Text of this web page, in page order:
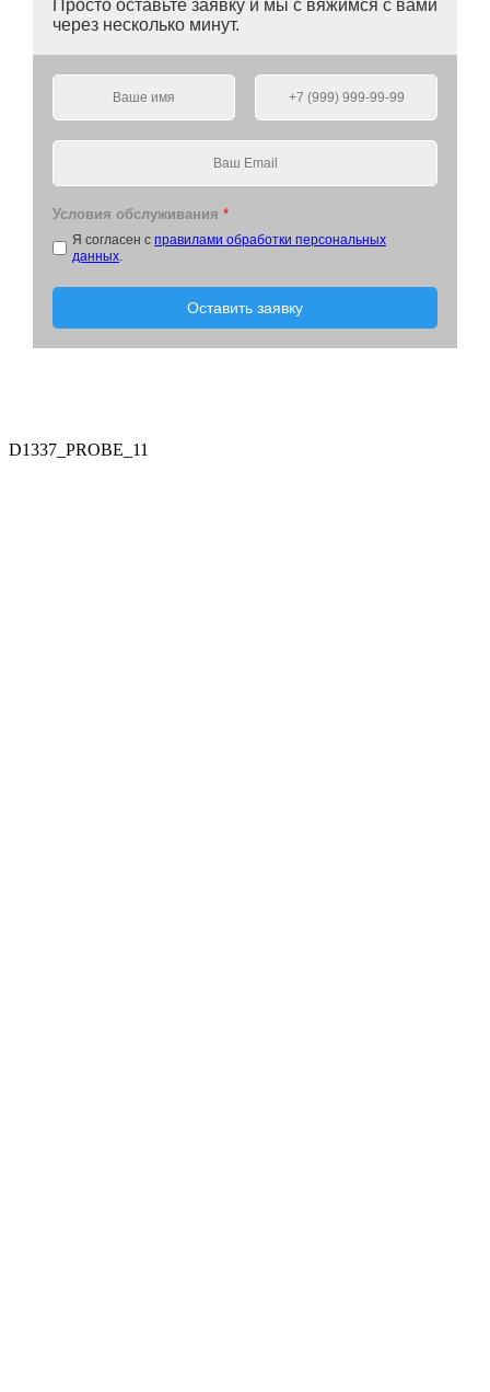
Просто оставьте заявку и мы с вяжимся с вами
через несколько минут.
Условия обслуживания *
Я согласен с правилами обработки персональных
данных
Оставить заявку